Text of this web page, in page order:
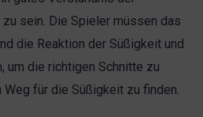
sein. Die Spieler müssen das
die Reaktion der Süßigkeit und
um die richtigen Schnitte zu
Weg für die Süßigkeit zu finden.